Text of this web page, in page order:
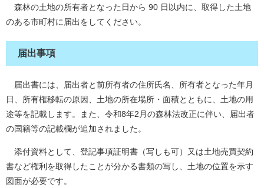
森林の土地の所有者となった日から 90 日以内に、取得した土地
のある市町村に届出をしてください。
届出事項
届出書には、届出者と前所有者の住所氏名、所有者となった年月
日、所有権移転の原因、土地の所在場所・面積とともに、土地の用
途等を記載します。また、令和8年2月の森林法改正に伴い、届出者
の国籍等の記載欄が追加されました。
添付資料として、登記事項証明書（写しも可）又は土地売買契約
書など権利を取得したことが分かる書類の写し、土地の位置を示す
図面が必要です。